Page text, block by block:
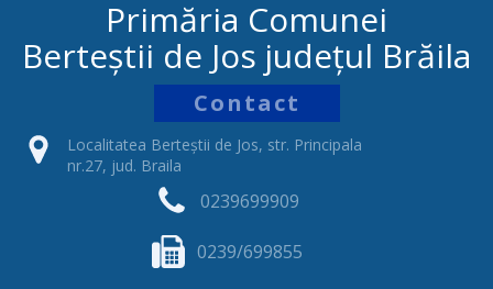
Primăria Comunei
Berteștii de Jos județul Brăila
Contact
Localitatea Berteștii de Jos, str. Principala
nr.27, jud. Braila
0239699909
0239/699855